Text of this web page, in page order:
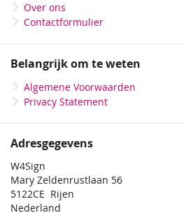
Over ons
Contactformulier
Belangrijk om te weten
Algemene Voorwaarden
Privacy Statement
Adresgegevens
W4Sign
Mary Zeldenrustlaan 56
5122CE Rijen
Nederland